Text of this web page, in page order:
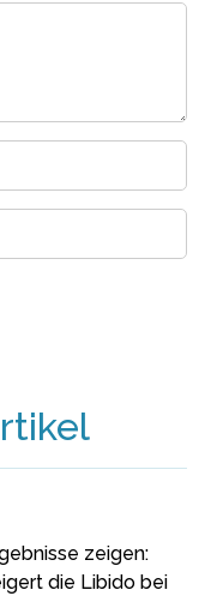
zeigen:
die Libido bei